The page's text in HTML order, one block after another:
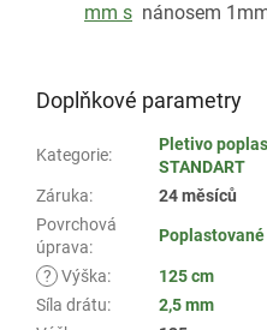
mm s nánosem
Doplňkové parametry
Kategorie:
Pletivo
STANDART
Záruka:
24 měsíců
Povrchová
úprava:
Poplastované
? Výška:
125 cm
Síla drátu:
2,5 mm